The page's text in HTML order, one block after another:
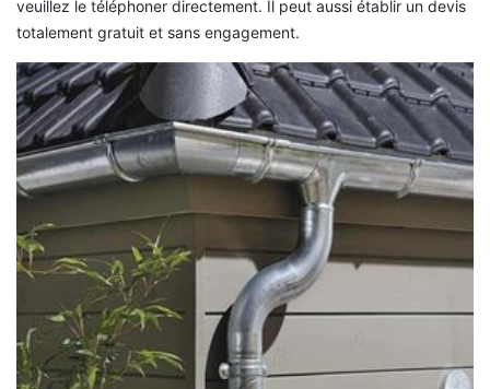
veuillez le téléphoner directement. Il peut aussi établir un devis
totalement gratuit et sans engagement.